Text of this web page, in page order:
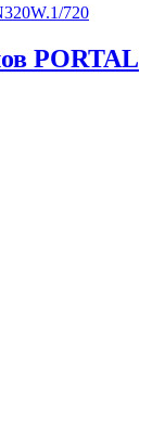
PORTAL